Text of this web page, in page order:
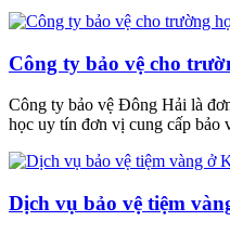
Công ty bảo vệ cho
Công ty bảo vệ Đông Hải là
học uy tín đơn vị cung cấp bảo
Dịch vụ bảo vệ tiệm